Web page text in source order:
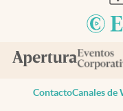
ContactoCanales de